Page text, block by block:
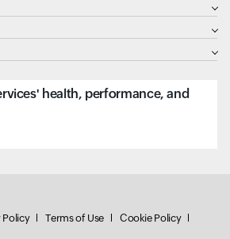
health, performance, and
Policy Terms of Use Cookie Policy